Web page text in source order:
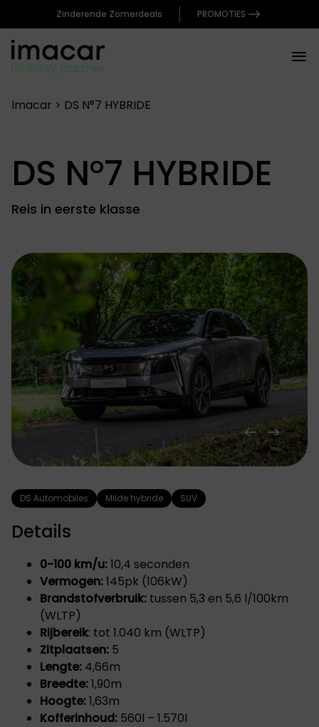
Zinderende Zomerdeals PROMOTIES
Imacar > DS N°7 HYBRIDE
DS N°7 HYBRIDE
Reis in eerste klasse
DS Automobiles Milde hybride SUV
Details
0-100 km/u:10,4 seconden
Vermogen:145pk (106kW)
Brandstofverbruik: tussen 5,3 en 5,6 l/100km
(WLTP)
Rijbereik: tot 1.040 km (WLTP)
Zitplaatsen: 5
Lengte: 4,66m
Breedte:1,90m
Hoogte:1,63m
Kofferinhoud: 560l – 1.570l